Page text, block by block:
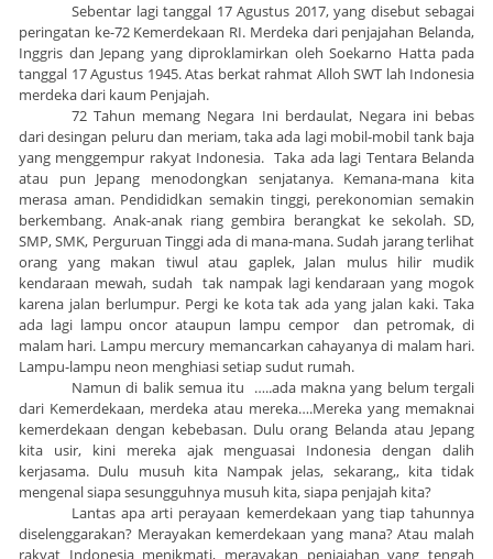
Sebentar lagi tanggal 17 Agustus 2017, yang disebut sebagai
peringatan ke-72 Kemerdekaan RI. Merdeka dari penjajahan Belanda,
Inggris dan Jepang yang diproklamirkan oleh Soekarno Hatta pada
tanggal 17 Agustus 1945. Atas berkat rahmat Alloh SWT lah Indonesia
merdeka dari kaum Penjajah.
72 Tahun memang Negara Ini berdaulat, Negara ini bebas
dari desingan peluru dan meriam, taka ada lagi mobil-mobil tank baja
yang menggempur rakyat Indonesia. Taka ada lagi Tentara Belanda
atau pun Jepang menodongkan senjatanya. Kemana-mana kita
merasa aman. Pendididkan semakin tinggi, perekonomian semakin
berkembang. Anak-anak riang gembira berangkat ke sekolah. SD,
SMP, SMK, Perguruan Tinggi ada di mana-mana. Sudah jarang terlihat
orang yang makan tiwul atau gaplek, Jalan mulus hilir mudik
kendaraan mewah, sudah tak nampak lagi kendaraan yang mogok
karena jalan berlumpur. Pergi ke kota tak ada yang jalan kaki. Taka
ada lagi lampu oncor ataupun lampu cempor dan petromak, di
malam hari. Lampu mercury memancarkan cahayanya di malam hari.
Lampu-lampu neon menghiasi setiap sudut rumah.
Namun di balik semua itu …..ada makna yang belum tergali
dari Kemerdekaan, merdeka atau mereka….Mereka yang memaknai
kemerdekaan dengan kebebasan. Dulu orang Belanda atau Jepang
kita usir, kini mereka ajak menguasai Indonesia dengan dalih
kerjasama. Dulu musuh kita Nampak jelas, sekarang,, kita tidak
mengenal siapa sesungguhnya musuh kita, siapa penjajah kita?
Lantas apa arti perayaan kemerdekaan yang tiap tahunnya
diselenggarakan? Merayakan kemerdekaan yang mana? Atau malah
rakyat Indonesia menikmati, merayakan penjajahan yang tengah